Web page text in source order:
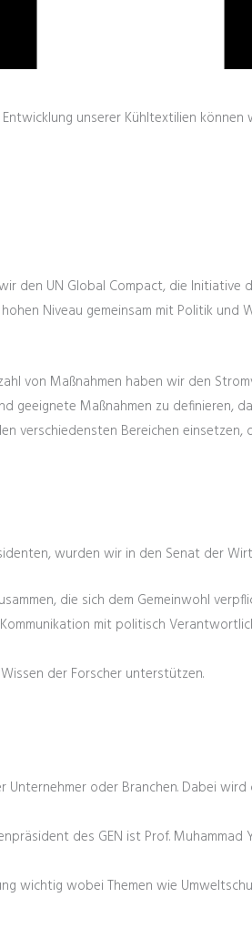
unserer Kühltextilien
den UN Global Compact, die
Niveau gemeinsam mit Politik
von Maßnahmen haben wir den
Maßnahmen zu definieren,
verschiedensten Bereichen einsetzen,
wurden wir in den Senat der
die sich dem Gemeinwohl
mit politisch
der Forscher unterstützen.
oder Branchen. Dabei
des GEN ist Prof.
wichtig wobei Themen wie